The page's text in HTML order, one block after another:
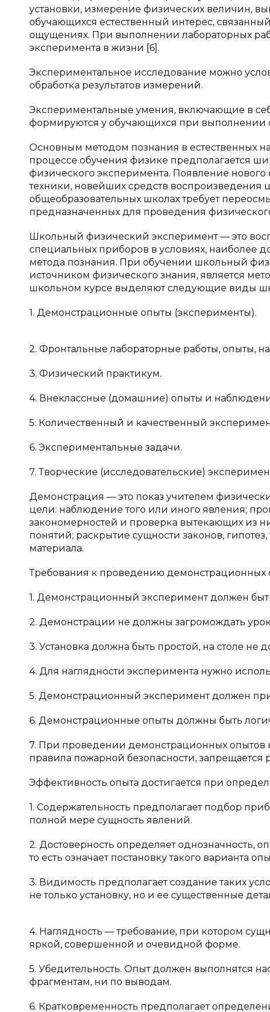
установки, измерение физических величин,
обучающихся естественный интерес,
ощущениях. При выполнении лабораторных
эксперимента в жизни [6].
Экспериментальное исследование можно
обработка результатов измерений.
Экспериментальные умения, включающие в
формируются у обучающихся при выполнении
Основным методом познания в естественных
процессе обучения физике предполагается
физического эксперимента. Появление
техники, новейших средств воспроизведения
общеобразовательных школах требует
предназначенных для проведения
Школьный физический эксперимент — это
специальных приборов в условиях, наиболее
метода познания. При обучении школьный
источником физического знания, является
школьном курсе выделяют следующие виды
1. Демонстрационные опыты (эксперименты).
2. Фронтальные лабораторные работы, опыты,
3. Физический практикум.
4. Внеклассные (домашние) опыты и
5. Количественный и качественный
6. Экспериментальные задачи.
7. Творческие (исследовательские)
Демонстрация — это показ учителем
цели: наблюдение того или иного явления;
закономерностей и проверка вытекающих из
понятий; раскрытие сущности законов,
материала.
Требования к проведению демонстрационных
1. Демонстрационный эксперимент должен
2. Демонстрации не должны загромождать
3. Установка должна быть простой, на столе
4. Для наглядности эксперимента нужно
5. Демонстрационный эксперимент должен
6. Демонстрационные опыты должны быть
7. При проведении демонстрационных опытов
правила пожарной безопасности,
Эффективность опыта достигается при
1. Содержательность предполагает подбор
полной мере сущность явлений.
2. Достоверность определяет однозначность,
то есть означает постановку такого варианта
3. Видимость предполагает создание таких
не только установку, но и ее существенные
4. Наглядность — требование, при котором
яркой, совершенной и очевидной форме.
5. Убедительность. Опыт должен выполнятся
фрагментам, ни по выводам.
6. Кратковременность предполагает